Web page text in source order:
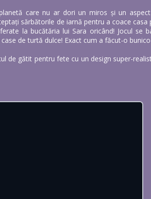
care nu ar dori un miros și un
sărbătorile de iarnă pentru a coace casa
la bucătăria lui Sara oricând! Jocul se
de turtă dulce! Exact cum a făcut-o
de gătit pentru fete cu un design super-